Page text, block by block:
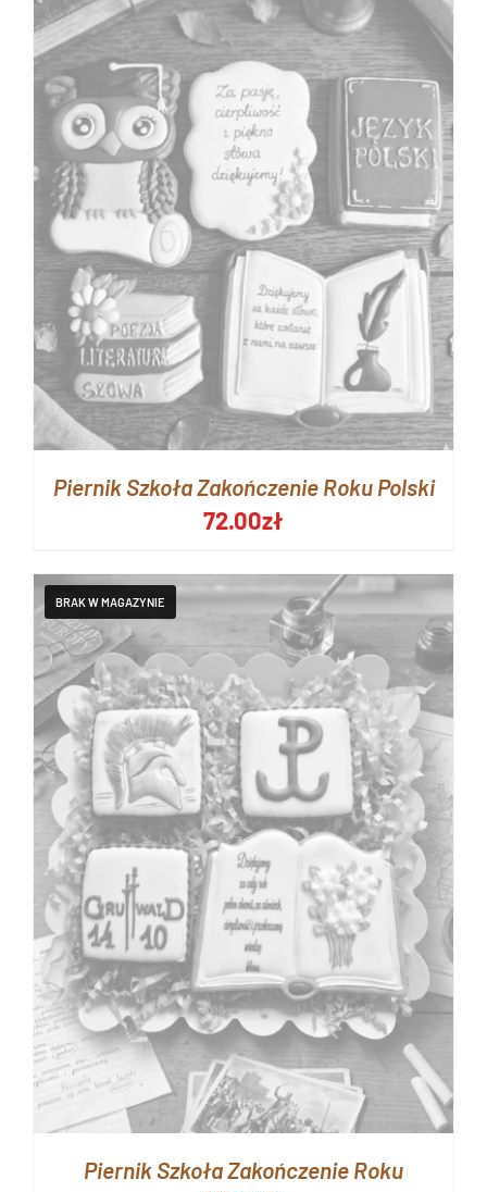
Piernik Szkoła Zakończenie Roku Polski
72.00zł
Piernik Szkoła Zakończenie Roku